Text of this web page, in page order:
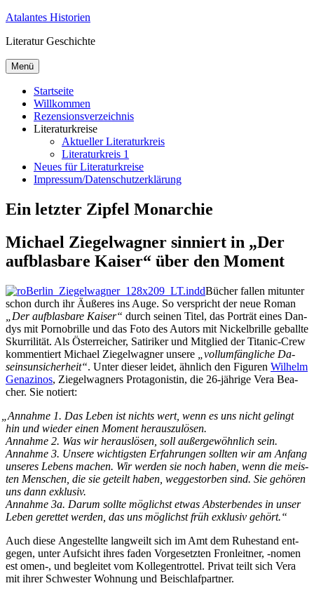
Zum
springen
Atalantes Historien
Literatur Geschichte
Menü
Startseite
Willkommen
Rezensionsverzeichnis
Literaturkreise
Aktueller Literaturkreis
Literaturkreis 1
Neues für Literaturkreise
Impressum/Datenschutzerklärung
Ein letzter Zipfel Monarchie
Michael Ziegelwagner sinniert in „Der
aufblasbare Kaiser“ über den Moment
Bü­cher fal­len mit­un­ter
schon durch ihr Äu­ße­res ins Au­ge. So ver­spricht der neue Ro­man
„Der auf­blas­ba­re Kai­ser“ durch sei­nen Ti­tel, das Por­trät ei­nes Dan­
dys mit Por­no­bril­le und das Fo­to des Au­tors mit Ni­ckel­bril­le ge­ball­te
Skur­ri­li­tät. Als Ös­ter­rei­cher, Sa­ti­ri­ker und Mit­glied der Ti­ta­nic-Crew
kom­men­tiert Mi­cha­el Zie­gel­wag­ner un­se­re
„voll­um­fäng­li­che Da­
seins­un­si­cher­heit“. Un­ter die­ser lei­det, ähn­lich den Fi­gu­ren Wil­helm
Gen­a­zi­nos, Zie­gel­wag­ners Prot­ago­nis­tin, die 26-jäh­ri­ge Ve­ra Be­a­
cher. Sie notiert:
An­nah­me 1. Das Le­ben ist nichts wert, wenn es uns nicht ge­lingt
hin und wie­der ei­nen Mo­ment herauszulösen.
An­nah­me 2. Was wir her­aus­lö­sen, soll au­ßer­ge­wöhn­lich sein.
An­nah­me 3. Un­se­re wich­tigs­ten Er­fah­run­gen soll­ten wir am An­fang
un­se­res Le­bens ma­chen. Wir wer­den sie noch ha­ben, wenn die meis­
ten Men­schen, die sie ge­teilt ha­ben, weg­ge­stor­ben sind. Sie ge­hö­ren
uns dann exklusiv.
An­nah­me 3a. Dar­um soll­te mög­lichst et­was Ab­ster­ben­des in un­ser
Le­ben ge­ret­tet wer­den, das uns mög­lichst früh ex­klu­siv gehört.“
Auch die­se An­ge­stell­te lang­weilt sich im Amt dem Ru­he­stand ent­
ge­gen, un­ter Auf­sicht ih­res fa­den Vor­ge­setz­ten Fron­leit­ner, ‑no­men
est omen‑, und be­glei­tet vom Kol­le­gent­rot­tel. Pri­vat teilt sich Ve­ra
mit ih­rer Schwes­ter Woh­nung und Beischlafpartner.